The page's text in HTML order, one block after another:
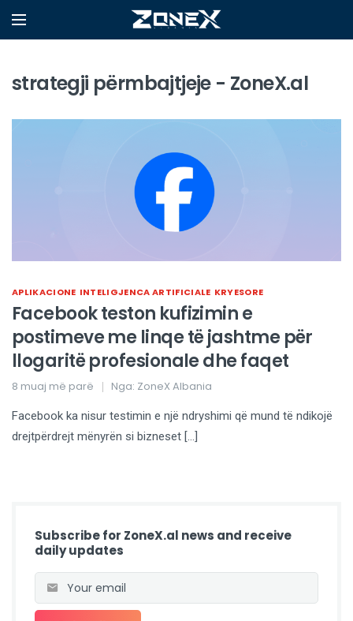
strategji përmbajtjeje - ZoneX.al
APLIKACIONE INTELIGJENCA ARTIFICIALE KRYESORE
Facebook teston kufizimin e
postimeve me linqe të jashtme për
llogaritë profesionale dhe faqet
8 muaj më parë Nga: ZoneX Albania
Facebook ka nisur testimin e një ndryshimi që mund të ndikojë
drejtpërdrejt mënyrën si bizneset […]
Subscribe for ZoneX.al news and receive
daily updates